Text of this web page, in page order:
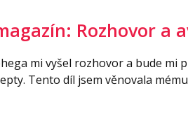
Rozhovor a
mi vyšel rozhovor a bude mi
Tento díl jsem věnovala